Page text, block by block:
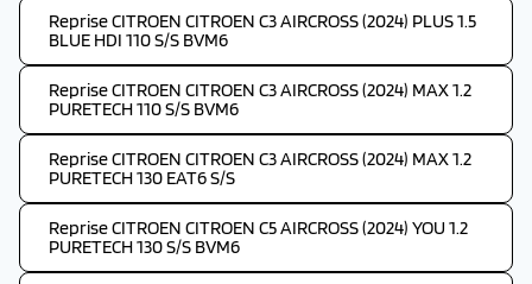
Reprise CITROEN CITROEN C3 AIRCROSS (2024) PLUS 1.5
BLUE HDI 110 S/S BVM6
Reprise CITROEN CITROEN C3 AIRCROSS (2024) MAX 1.2
PURETECH 110 S/S BVM6
Reprise CITROEN CITROEN C3 AIRCROSS (2024) MAX 1.2
PURETECH 130 EAT6 S/S
Reprise CITROEN CITROEN C5 AIRCROSS (2024) YOU 1.2
PURETECH 130 S/S BVM6